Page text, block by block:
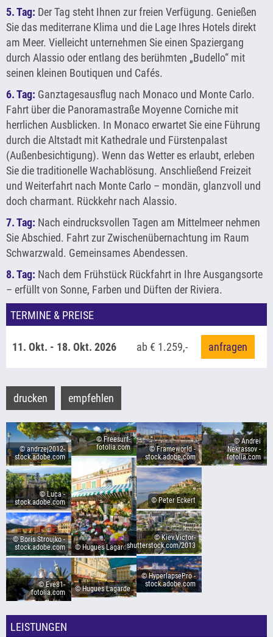
5. Tag: Der Tag steht Ihnen zur freien Verfügung. Genießen
Sie das mediterrane Klima und die Lage Ihres Hotels direkt
am Meer. Vielleicht unternehmen Sie einen Spaziergang
durch Alassio oder entlang des berühmten „Budello“ mit
seinen kleinen Boutiquen und Cafés.
6. Tag: Ganztagesausflug nach Monaco und Monte Carlo.
Fahrt über die Panoramastraße Moyenne Corniche mit
herrlichen Ausblicken. In Monaco erwartet Sie eine Führung
durch die Altstadt mit Kathedrale und Fürstenpalast
(Außenbesichtigung). Wenn das Wetter es erlaubt, erleben
Sie die traditionelle Wachablösung. Anschließend Freizeit
und Weiterfahrt nach Monte Carlo – mondän, glanzvoll und
doch charmant. Rückkehr nach Alassio.
7. Tag: Nach eindrucksvollen Tagen am Mittelmeer nehmen
Sie Abschied. Fahrt zur Zwischenübernachtung im Raum
Schwarzwald. Gemeinsames Abendessen.
8. Tag: Nach dem Frühstück Rückfahrt in Ihre Ausgangsorte
– erfüllt von Sonne, Farben und Düften der Riviera.
TERMINE & PREISE
11. Okt. - 18. Okt. 2026 ab € 1.259,- anfragen
drucken empfehlen
© andrzej2012-
stock.adobe.com
© Luca -
stock.adobe.com
© Boris Stroujko -
stock.adobe.com
© Eve81-
fotolia.com
© Freesurf-
fotolia.com
© Hugues Lagarde
© Hugues Lagarde
© Frameworld -
stock.adobe.com
© Peter Eckert
© Kiev.Victor-
shutterstock.com/2013
© HyperlapsePro -
stock.adobe.com
© Andrei
Nekrassov -
fotolia.com
LEISTUNGEN